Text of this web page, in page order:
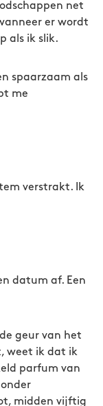
net
er wordt
als ik slik.
spaarzaam als
me
verstrakt. Ik
datum af. Een
geur van het
weet ik dat ik
parfum van
midden vijftig